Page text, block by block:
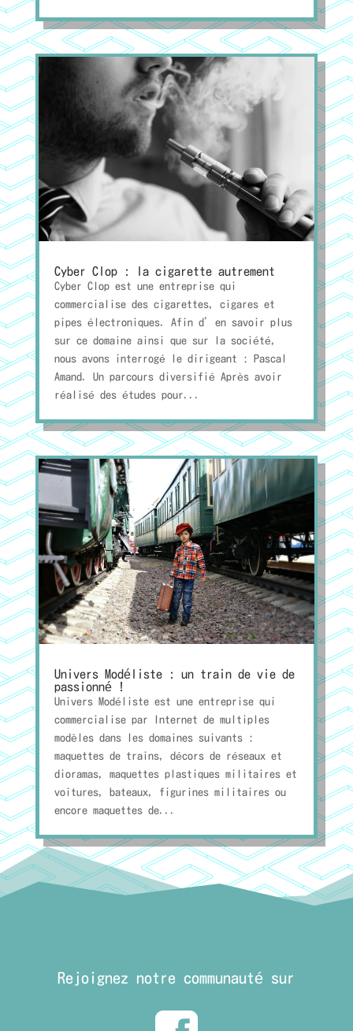
Cyber Clop : la cigarette autrement
Cyber Clop est une entreprise qui
commercialise des cigarettes, cigares et
pipes électroniques. Afin d’en savoir plus
sur ce domaine ainsi que sur la société,
nous avons interrogé le dirigeant : Pascal
Amand. Un parcours diversifié Après avoir
réalisé des études pour...
Univers Modéliste : un train de vie de
passionné !
Univers Modéliste est une entreprise qui
commercialise par Internet de multiples
modèles dans les domaines suivants :
maquettes de trains, décors de réseaux et
dioramas, maquettes plastiques militaires et
voitures, bateaux, figurines militaires ou
encore maquettes de...
Rejoignez notre communauté sur